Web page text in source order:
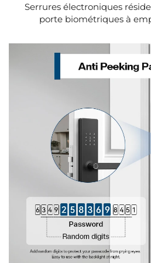
Serrures électroniques
porte biométriques à